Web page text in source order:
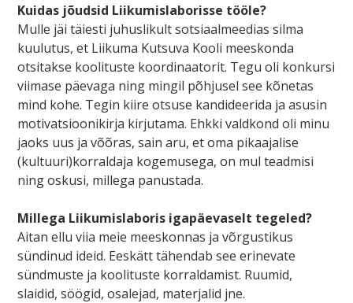
Kuidas jõudsid Liikumislaborisse tööle?
Mulle jäi täiesti juhuslikult sotsiaalmeedias silma
kuulutus, et Liikuma Kutsuva Kooli meeskonda
otsitakse koolituste koordinaatorit. Tegu oli konkursi
viimase päevaga ning mingil põhjusel see kõnetas
mind kohe. Tegin kiire otsuse kandideerida ja asusin
motivatsioonikirja kirjutama. Ehkki valdkond oli minu
jaoks uus ja võõras, sain aru, et oma pikaajalise
(kultuuri)korraldaja kogemusega, on mul teadmisi
ning oskusi, millega panustada.
Millega Liikumislaboris igapäevaselt tegeled?
Aitan ellu viia meie meeskonnas ja võrgustikus
sündinud ideid. Eeskätt tähendab see erinevate
sündmuste ja koolituste korraldamist. Ruumid,
slaidid, söögid, osalejad, materjalid jne.